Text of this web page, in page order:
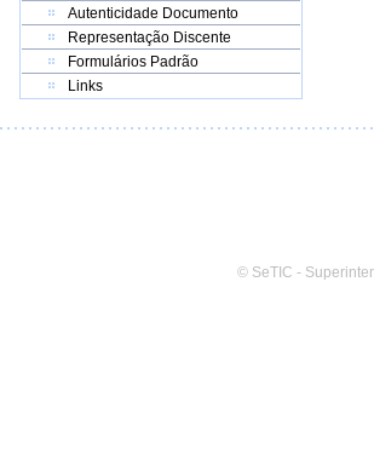
Autenticidade Documento
Representação Discente
Formulários Padrão
Links
© SeTIC -